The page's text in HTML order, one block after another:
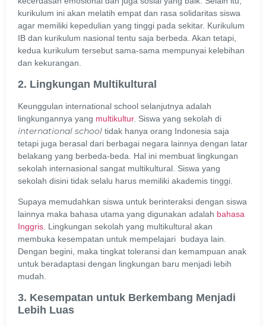
kurikulum ini akan melatih empat dan rasa solidaritas siswa
agar memiliki kepedulian yang tinggi pada sekitar. Kurikulum
IB dan kurikulum nasional tentu saja berbeda. Akan tetapi,
kedua kurikulum tersebut sama-sama mempunyai kelebihan
dan kekurangan.
2. Lingkungan Multikultural
Keunggulan international school selanjutnya adalah
lingkungannya yang multikultur. Siswa yang sekolah di
international school tidak hanya orang Indonesia saja
tetapi juga berasal dari berbagai negara lainnya dengan latar
belakang yang berbeda-beda. Hal ini membuat lingkungan
sekolah internasional sangat multikultural. Siswa yang
sekolah disini tidak selalu harus memiliki akademis tinggi.
Supaya memudahkan siswa untuk berinteraksi dengan siswa
lainnya maka bahasa utama yang digunakan adalah bahasa
Inggris . Lingkungan sekolah yang multikultural akan
membuka kesempatan untuk mempelajari budaya lain.
Dengan begini, maka tingkat toleransi dan kemampuan anak
untuk beradaptasi dengan lingkungan baru menjadi lebih
mudah.
3. Kesempatan untuk Berkembang Menjadi
Lebih Luas